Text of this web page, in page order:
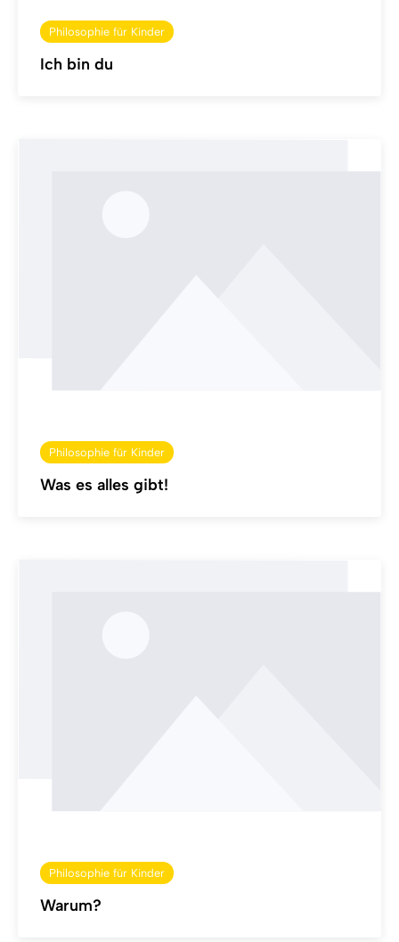
Philosophie für Kinder
Ich bin du
Philosophie für Kinder
Was es alles gibt!
Philosophie für Kinder
Warum?